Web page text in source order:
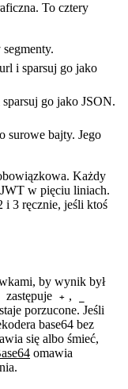
To cztery
i sparsuj go jako
go jako JSON.
surowe bajty. Jego
Każdy
w pięciu liniach.
i 3 ręcznie, jeśli ktoś
by wynik był
zastępuje + ,
porzucone. Jeśli
base64 bez
się albo śmieć,
omawia